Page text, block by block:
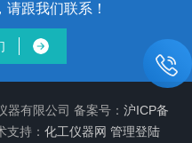
跟我们联系！
有限公司 备案号： 沪ICP备
支持： 化工仪器网 管理登陆